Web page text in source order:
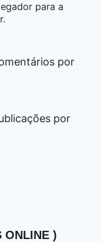
para a
por
por
ONLINE )